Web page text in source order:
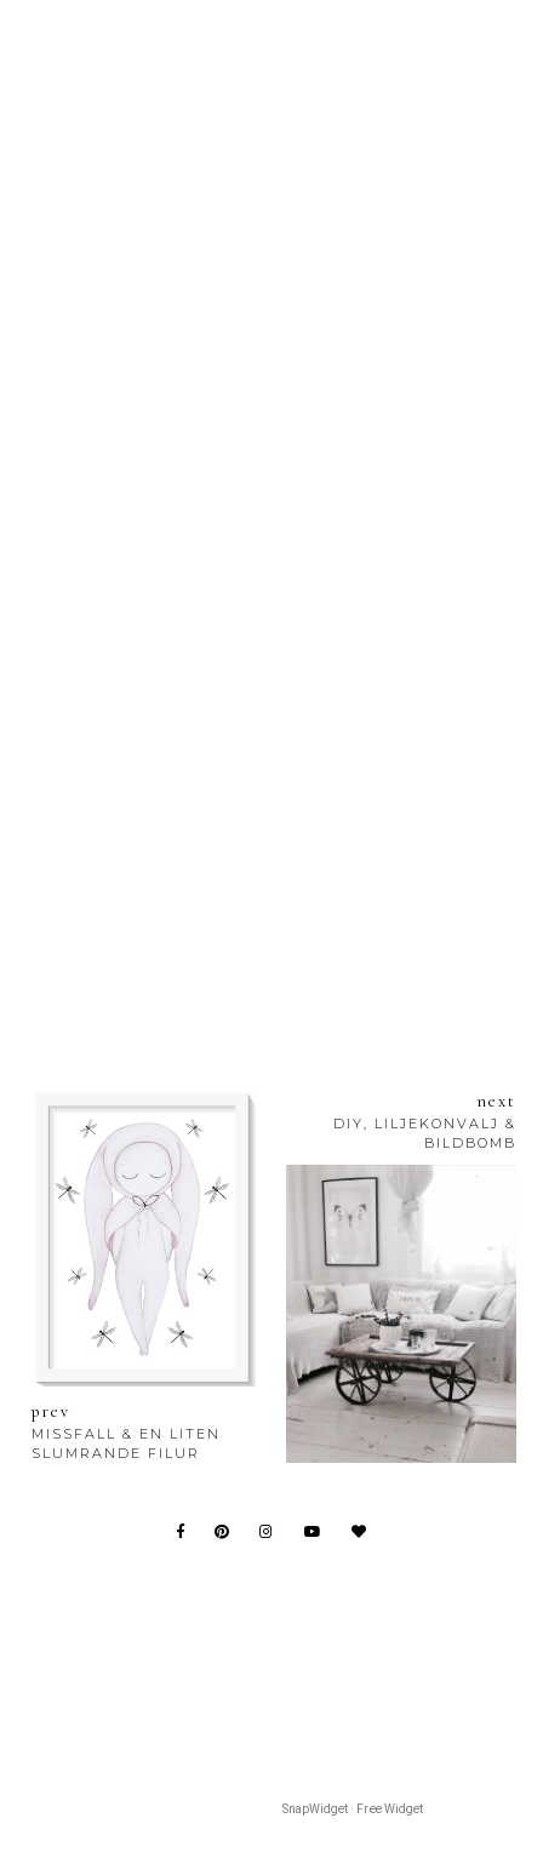
prev
MISSFALL & EN LITEN
SLUMRANDE FILUR
next
DIY, LILJEKONVALJ &
BILDBOMB
SnapWidget · Free Widget